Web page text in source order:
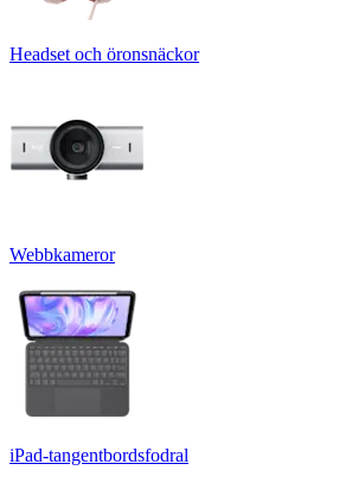
Headset och öronsnäckor
Webbkameror
iPad-tangentbordsfodral